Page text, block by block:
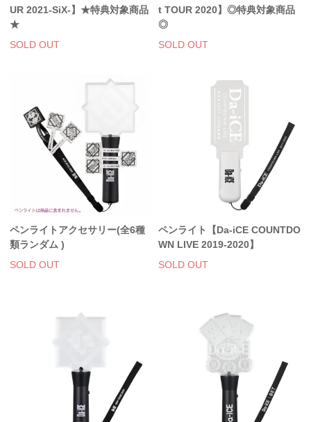
UR 2021-SiX-】★特典対象商品
★
SOLD OUT
t TOUR 2020】◎特典対象商品
◎
SOLD OUT
ペンライトアクセサリー(全6種
類ランダム )
SOLD OUT
ペンライト【Da-iCE COUNTDO
WN LIVE 2019-2020】
SOLD OUT